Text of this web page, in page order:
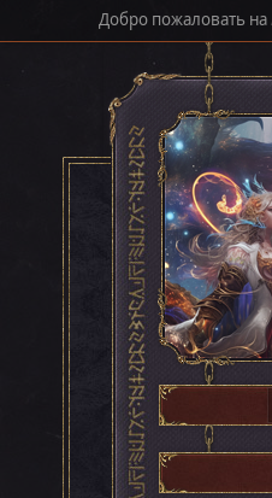
Добро пожаловать на